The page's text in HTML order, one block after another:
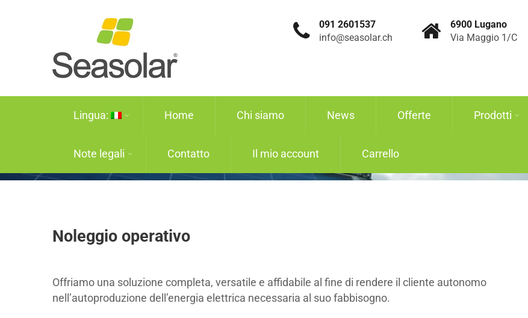
091 2601537
info@seasolar.ch
6900 Lugano
Via Maggio 1/C
Lingua: Home Chi siamo News Offerte Prodotti
Note legali Contatto Il mio account Carrello
Noleggio operativo
Offriamo una soluzione completa, versatile e affidabile al fine di rendere il cliente autonomo
nell’autoproduzione dell’energia elettrica necessaria al suo fabbisogno.